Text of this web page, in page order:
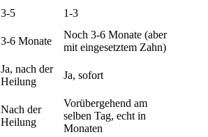
3-5 1-3
3-6 Monate
Noch 3-6 Monate (aber
mit eingesetztem Zahn)
Ja, nach der
Heilung
Ja, sofort
Nach der
Heilung
Vorübergehend am
selben Tag, echt in
Monaten